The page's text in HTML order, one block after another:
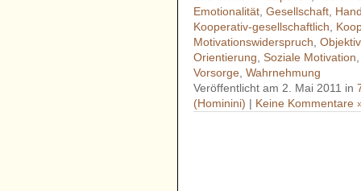
Emotionalität,Gesellschaft,
Kooperativ-gesellschaftlich,
Motivationswiderspruch,
Orientierung,Soziale Motivation
Vorsorge,Wahrnehmung
Veröffentlicht am 2. Mai 2011 in
(Hominini) | Keine Kommentare